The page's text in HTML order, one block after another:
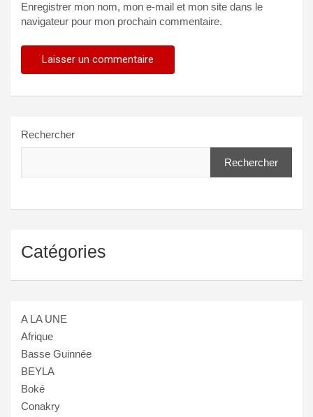
Enregistrer mon nom, mon e-mail et mon site dans le
navigateur pour mon prochain commentaire.
Rechercher
Rechercher
Catégories
A LA UNE
Afrique
Basse Guinnée
BEYLA
Boké
Conakry